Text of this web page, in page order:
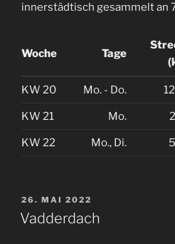
innerstädtisch gesammelt an
Woche Tage
KW 20 Mo. - Do.
KW 21 Mo.
KW 22 Mo., Di.
VERÖFFENTLICHT
AM
26. MAI 2022
Vadderdach